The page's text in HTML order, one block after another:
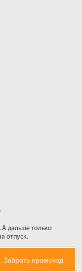
дальше только
отпуск.
Забрать промокод
и получи